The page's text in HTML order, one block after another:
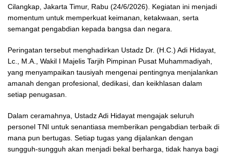
Cilangkap, Jakarta Timur, Rabu (24/6/2026). Kegiatan ini menjadi
momentum untuk memperkuat keimanan, ketakwaan, serta
semangat pengabdian kepada bangsa dan negara.
Peringatan tersebut menghadirkan Ustadz Dr. (H.C.) Adi Hidayat,
Lc., M.A., Wakil I Majelis Tarjih Pimpinan Pusat Muhammadiyah,
yang menyampaikan tausiyah mengenai pentingnya menjalankan
amanah dengan profesional, dedikasi, dan keikhlasan dalam
setiap penugasan.
Dalam ceramahnya, Ustadz Adi Hidayat mengajak seluruh
personel TNI untuk senantiasa memberikan pengabdian terbaik di
mana pun bertugas. Setiap tugas yang dijalankan dengan
sungguh-sungguh akan menjadi bekal berharga, tidak hanya bagi